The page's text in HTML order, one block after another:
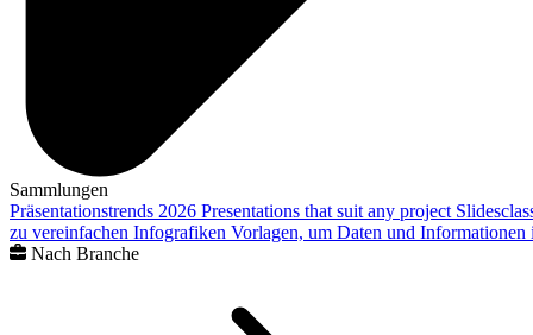
Sammlungen
Präsentationstrends 2026 Presentations that suit any project
zu vereinfachen Infografiken Vorlagen, um Daten und
Nach Branche